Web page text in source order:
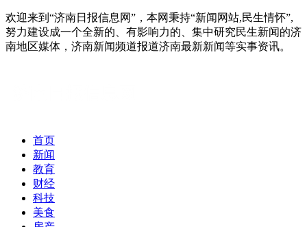
欢迎来到“济南日报信息网”，本网秉持“新闻网站,民生情怀”,
努力建设成一个全新的、有影响力的、集中研究民生新闻的济
南地区媒体，济南新闻频道报道济南最新新闻等实事资讯。
首页
新闻
教育
财经
科技
美食